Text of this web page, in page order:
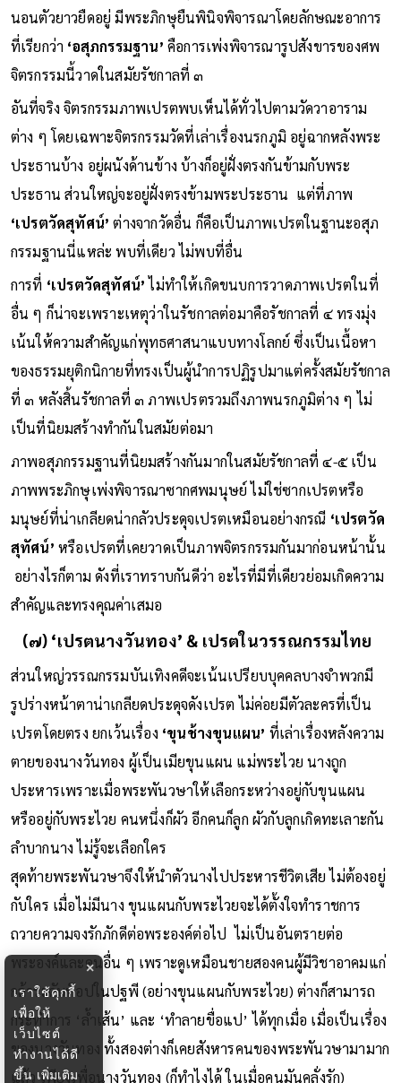
นอนตัวยาวยืดอยู่ มีพระภิกษุยืนพินิจพิจารณาโดยลักษณะอาการ
ที่เรียกว่า ‘อสุภกรรมฐาน’ คือการเพ่งพิจารณารูปสังขารของศพ
จิตรกรรมนี้วาดในสมัยรัชกาลที่ ๓
อันที่จริง จิตรกรรมภาพเปรตพบเห็นได้ทั่วไปตามวัดวาอาราม
ต่าง ๆ โดยเฉพาะจิตรกรรมวัดที่เล่าเรื่องนรกภูมิ อยู่ฉากหลังพระ
ประธานบ้าง อยู่ผนังด้านข้าง บ้างก็อยู่ฝั่งตรงกันข้ามกับพระ
ประธาน ส่วนใหญ่จะอยู่ฝั่งตรงข้ามพระประธาน แต่ที่ภาพ
‘เปรตวัดสุทัศน์’ ต่างจากวัดอื่น ก็คือเป็นภาพเปรตในฐานะอสุภ
กรรมฐานนี่แหล่ะ พบที่เดียว ไม่พบที่อื่น
การที่ ‘เปรตวัดสุทัศน์’ไม่ทำให้เกิดขนบการวาดภาพเปรตในที่
อื่น ๆ ก็น่าจะเพราะเหตุว่าในรัชกาลต่อมาคือรัชกาลที่ ๔ ทรงมุ่ง
เน้นให้ความสำคัญแก่พุทธศาสนาแบบทางโลกย์ ซึ่งเป็นเนื้อหา
ของธรรมยุติกนิกายที่ทรงเป็นผู้นำการปฏิรูปมาแต่ครั้งสมัยรัชกาล
ที่ ๓ หลังสิ้นรัชกาลที่ ๓ ภาพเปรตรวมถึงภาพนรกภูมิต่าง ๆ ไม่
เป็นที่นิยมสร้างทำกันในสมัยต่อมา
ภาพอสุภกรรมฐานที่นิยมสร้างกันมากในสมัยรัชกาลที่ ๔-๕ เป็น
ภาพพระภิกษุเพ่งพิจารณาซากศพมนุษย์ ไม่ใช่ซากเปรตหรือ
มนุษย์ที่น่าเกลียดน่ากลัวประดุจเปรตเหมือนอย่างกรณี ‘เปรตวัด
สุทัศน์’ หรือเปรตที่เคยวาดเป็นภาพจิตรกรรมกันมาก่อนหน้านั้น
อย่างไรก็ตาม ดังที่เราทราบกันดีว่า อะไรที่มีที่เดียวย่อมเกิดความ
สำคัญและทรงคุณค่าเสมอ
(๗) ‘เปรตนางวันทอง’ & เปรตในวรรณกรรมไทย
ส่วนใหญ่วรรณกรรมบันเทิงคดีจะเน้นเปรียบบุคคลบางจำพวกมี
รูปร่างหน้าตาน่าเกลียดประดุจดังเปรต ไม่ค่อยมีตัวละครที่เป็น
เปรตโดยตรง ยกเว้นเรื่อง ‘ขุนช้างขุนแผน’ ที่เล่าเรื่องหลังความ
ตายของนางวันทอง ผู้เป็นเมียขุนแผน แม่พระไวย นางถูก
ประหารเพราะเมื่อพระพันวษาให้เลือกระหว่างอยู่กับขุนแผน
หรืออยู่กับพระไวย คนหนึ่งก็ผัว อีกคนก็ลูก ผัวกับลูกเกิดทะเลาะกัน
ลำบากนาง ไม่รู้จะเลือกใคร
สุดท้ายพระพันวษาจึงให้นำตัวนางไปประหารชีวิตเสีย ไม่ต้องอยู่
กับใคร เมื่อไม่มีนาง ขุนแผนกับพระไวยจะได้ตั้งใจทำราชการ
ถวายความจงรักภักดีต่อพระองค์ต่อไป ไม่เป็นอันตรายต่อ
พระองค์และคนอื่น ๆ เพราะดูเหมือนชายสองคนผู้มีวิชาอาคมแก่
กล้าระดับท๊อปในปฐพี (อย่างขุนแผนกับพระไวย) ต่างก็สามารถ
กระทำการ ‘ล้ำเส้น’ และ ‘ทำลายขื่อแป’ ได้ทุกเมื่อ เมื่อเป็นเรื่อง
ของนางวันทอง ทั้งสองต่างก็เคยสังหารคนของพระพันวษามามาก
แล้ว เพียงเพื่อนางวันทอง (ก็ทำไงได้ ในเมื่อคนมันคลั่งรัก)
×
เราใช้คุกกี้
เพื่อให้
เว็บไซต์
ทำงานได้ดี
ขึ้นเพิ่มเติม